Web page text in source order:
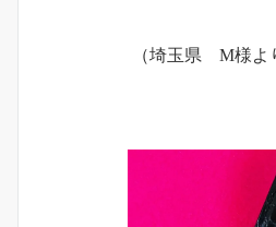
（埼玉県 M様よ